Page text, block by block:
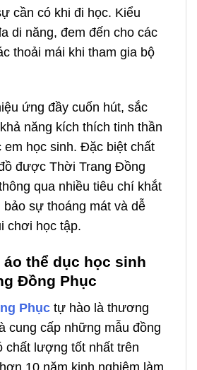
cần có khi đi học. Kiểu
di năng, đem đến cho các
thoải mái khi tham gia bộ
ứng đầy cuốn hút, sắc
năng kích thích tinh thần
em học sinh. Đặc biệt chất
được Thời Trang Đồng
qua nhiều tiêu chí khắt
bảo sự thoáng mát và dễ
chơi học tập.
áo thể dục học sinh
Đồng Phục
Phục tự hào là thương
cung cấp những mẫu đồng
chất lượng tốt nhất trên
10 năm kinh nghiệm làm